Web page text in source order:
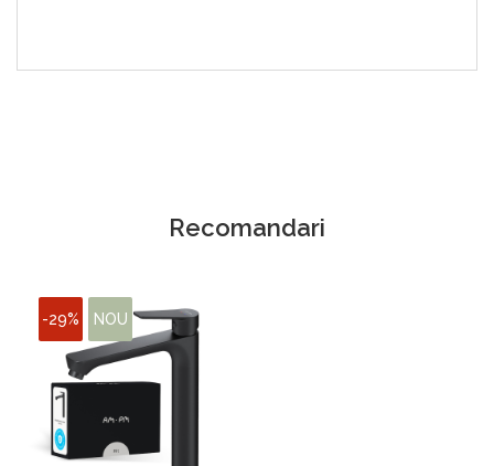
Recomandari
-29% NOU